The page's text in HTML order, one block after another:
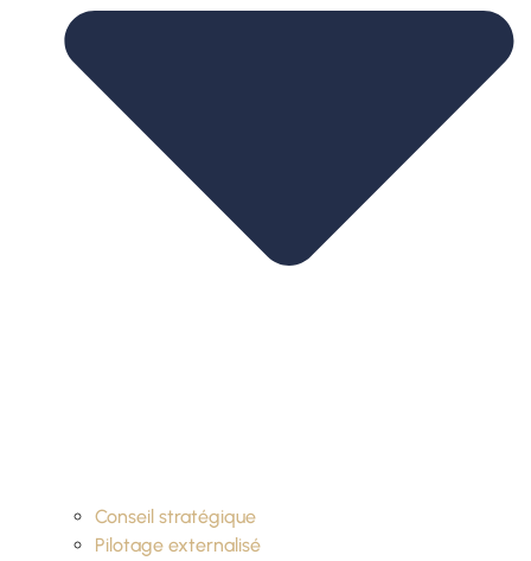
Conseil stratégique
Pilotage externalisé